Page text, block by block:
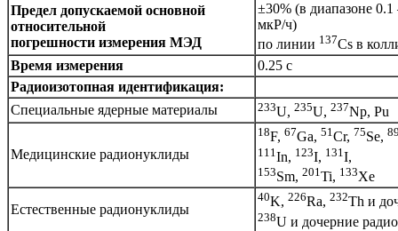
Предел допускаемой основной
относительной
погрешности измерения МЭД
±30% (в диапазоне
мкР/ч)
по линии 137Cs в
Время измерения
0.25 с
Радиоизотопная идентификация:
Специальные ядерные материалы
233U, 235U, 237Np, Pu
Медицинские радионуклиды
18F, 67Ga, 51Cr, 75Se,
111 In, 123I, 131 I,
153Sm, 201Ti, 133Xe
Естественные радионуклиды
40K, 226Ra, 232Th и
238U и дочерние